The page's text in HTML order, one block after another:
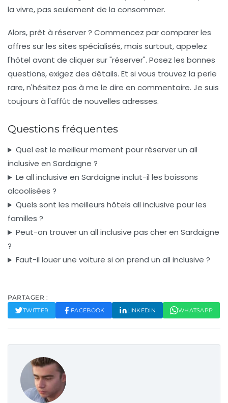
la vivre, pas seulement de la consommer.
Alors, prêt à réserver ? Commencez par comparer les
offres sur les sites spécialisés, mais surtout, appelez
l'hôtel avant de cliquer sur "réserver". Posez les bonnes
questions, exigez des détails. Et si vous trouvez la perle
rare, n'hésitez pas à me le dire en commentaire. Je suis
toujours à l'affût de nouvelles adresses.
Questions fréquentes
Quel est le meilleur moment pour réserver un all
inclusive en Sardaigne ?
Le all inclusive en Sardaigne inclut-il les boissons
alcoolisées ?
Quels sont les meilleurs hôtels all inclusive pour les
familles ?
Peut-on trouver un all inclusive pas cher en Sardaigne
?
Faut-il louer une voiture si on prend un all inclusive ?
PARTAGER :
TWITTER FACEBOOK LINKEDIN WHATSAPP